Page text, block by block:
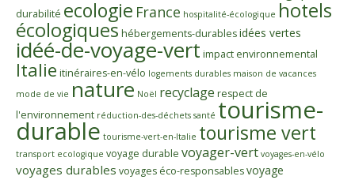
durabilité ecologie France hospitalité-écologique hotels
écologiques hébergements-durablesidées vertes
idéé-de-voyage-vert impact environnemental
Italie itinéraires-en-vélo logements durables maison de vacances
mode de vie nature Noël recyclage respect de
l'environnement réduction-des-déchets santé tourisme-
durable tourisme-vert-en-Italie tourisme vert
transport ecologique voyage durable voyager-vert voyages-en-vélo
voyages durables voyages éco-responsablesvoyage